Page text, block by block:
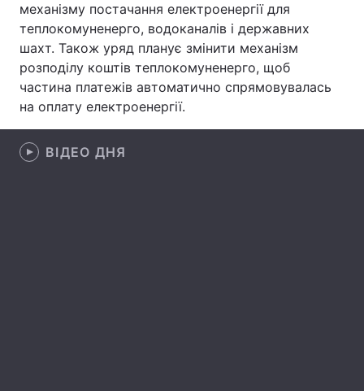
Зброя Інциденти
Здоров'я Туризм
Цікавинки Погода
Екологія Регіони
Лонгріди
механізму постачання електроенергії для
теплокомуненерго, водоканалів і державних
шахт. Також уряд планує змінити механізм
розподілу коштів теплокомуненерго, щоб
частина платежів автоматично спрямовувалась
на оплату електроенергії.
ВІДЕО ДНЯ